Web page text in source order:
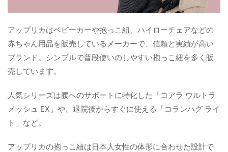
アップリカはベビーカーや抱っこ紐、ハイローチェアなどの
赤ちゃん用品を販売しているメーカーで、信頼と実績が高い
ブランド。シンプルで普段使いのしやすい抱っこ紐を多く販
売しています。
人気シリーズは腰へのサポートに特化した「コアラ ウルトラ
メッシュ EX」や、退院後からすぐに使える「コランハグ ライ
ト」など。
アップリカの抱っこ紐は日本人女性の体形に合わせた設計で